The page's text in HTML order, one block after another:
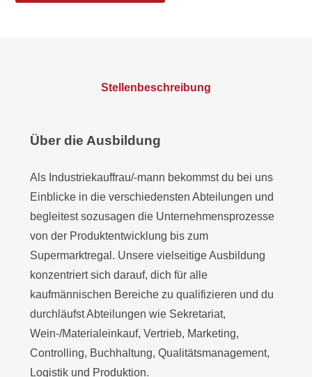
Stellenbeschreibung
Über die Ausbildung
Als Industriekauffrau/-mann bekommst du bei uns
Einblicke in die verschiedensten Abteilungen und
begleitest sozusagen die Unternehmensprozesse
von der Produktentwicklung bis zum
Supermarktregal. Unsere vielseitige Ausbildung
konzentriert sich darauf, dich für alle
kaufmännischen Bereiche zu qualifizieren und du
durchläufst Abteilungen wie Sekretariat,
Wein-/Materialeinkauf, Vertrieb, Marketing,
Controlling, Buchhaltung, Qualitätsmanagement,
Logistik und Produktion.